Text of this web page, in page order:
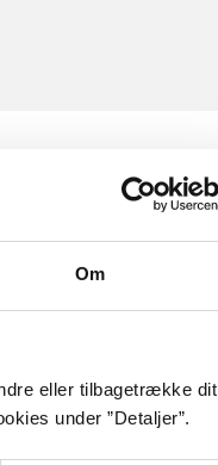
Om
eller tilbagetrække dit
under ”Detaljer”.